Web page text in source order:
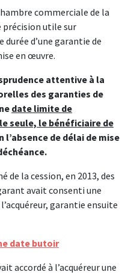
commerciale de la
précision utile sur
d’une garantie de
en œuvre.
attentive à la
des garanties de
date limite de
seule, le bénéficiaire de
l’absence de délai de mise
de la cession, en 2013, des
avait consenti une
garantie ensuite
date butoir
accordé à l’acquéreur une